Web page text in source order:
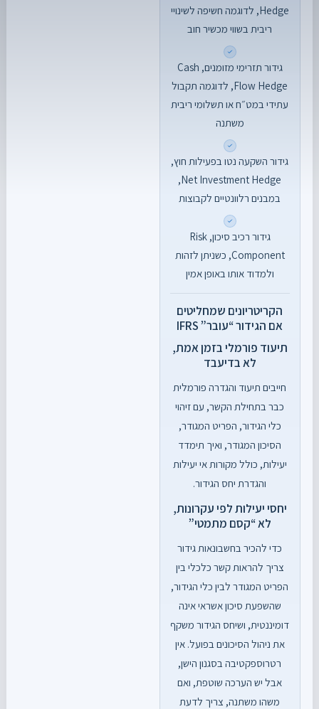
Hedge, לדוגמה חשיפה לשינויי
ריבית בשווי מכשיר חוב
גידור תזרימי מזומנים, Cash
Flow Hedge, לדוגמה תקבול
עתידי במט״ח או תשלומי ריבית
משתנה
גידור השקעה נטו בפעילות חוץ,
Net Investment Hedge,
במבנים רלוונטיים לקבוצות
גידור רכיב סיכון, Risk
Component, כשניתן לזהות
ולמדוד אותו באופן אמין
הקריטריונים שמחליטים
אם הגידור “עובר” IFRS
תיעוד פורמלי בזמן אמת,
לא בדיעבד
חייבים תיעוד והגדרה פורמלית
כבר בתחילת הקשר, עם זיהוי
כלי הגידור, הפריט המגודר,
הסיכון המגודר, ואיך תימדד
יעילות, כולל מקורות אי יעילות
והגדרת יחס הגידור.
יחסי יעילות לפי עקרונות,
לא “קסם מתמטי”
כדי להכיר בחשבונאות גידור
צריך להראות קשר כלכלי בין
הפריט המגודר לבין כלי הגידור,
שהשפעת סיכון אשראי אינה
דומיננטית, ושיחס הגידור משקף
את ניהול הסיכונים בפועל. אין
רטרוספקטיבה בסגנון הישן,
אבל יש הערכה שוטפת, ואם
משהו משתנה, צריך לדעת